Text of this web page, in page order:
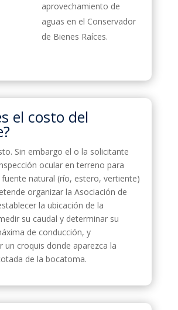
aprovechamiento de
aguas en el Conservador
de Bienes Raíces.
el costo del
Sin embargo el o la solicitante
ocular en terreno para
natural (río, estero, vertiente)
organizar la Asociación de
la ubicación de la
su caudal y determinar su
de conducción, y
un croquis donde aparezca la
de la bocatoma.